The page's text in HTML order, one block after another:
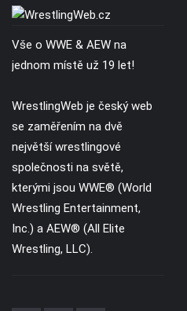
Vše o WWE & AEW na
jednom místě už 19 let!
WrestlingWeb je český web
se zaměřením na dvě
největší wrestlingové
společnosti na světě,
kterými jsou WWE® (World
Wrestling Entertainment,
Inc.) a AEW® (All Elite
Wrestling, LLC).